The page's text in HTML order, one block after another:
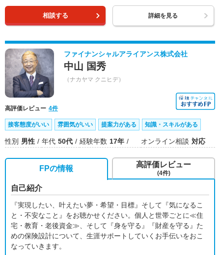
相談する 詳細を見る
ファイナンシャルアライアンス株式会社
中山 国秀
（ナカヤマ クニヒデ）
高評価レビュー 4件
接客態度がいい 雰囲気がいい 提案力がある 知識・スキルがある
性別 男性 年代 50代 経験年数 17年 オンライン相談 対応
FPの情報
自己紹介
『実現したい、叶えたい夢・希望・目標』そして『気になるこ
と・不安なこと』をお聴かせください。個人と世帯ごとに≪住
宅・教育・老後資金≫、そして『身を守る』『財産を守る』た
めの保険設計について、生涯サポートしていくお手伝いをおこ
なっていきます。
高評価レビュー
(4件)